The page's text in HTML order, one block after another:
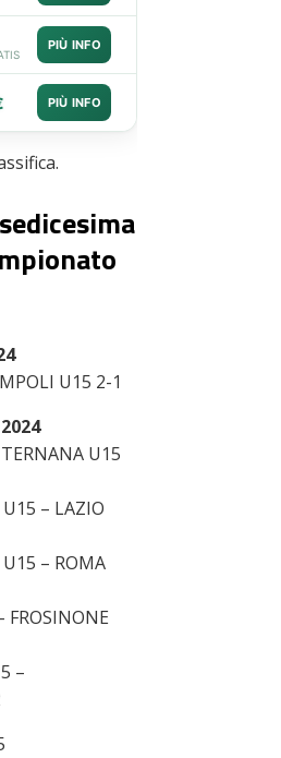
PIÙ INFO
PIÙ INFO
U15 2-1
U15
– LAZIO
– ROMA
FROSINONE
–